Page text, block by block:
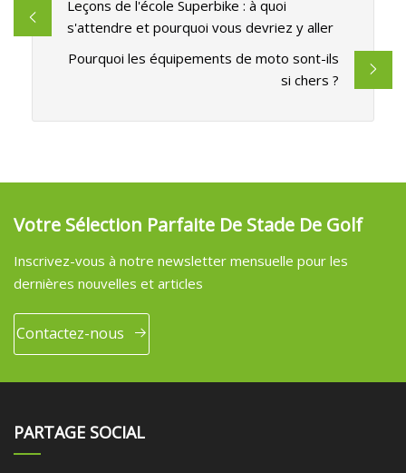
Leçons de l'école Superbike : à quoi
s'attendre et pourquoi vous devriez y aller
Pourquoi les équipements de moto sont-ils
si chers ?
Votre Sélection Parfaite De Stade De Golf
Inscrivez-vous à notre newsletter mensuelle pour les
dernières nouvelles et articles
Contactez-nous
PARTAGE SOCIAL